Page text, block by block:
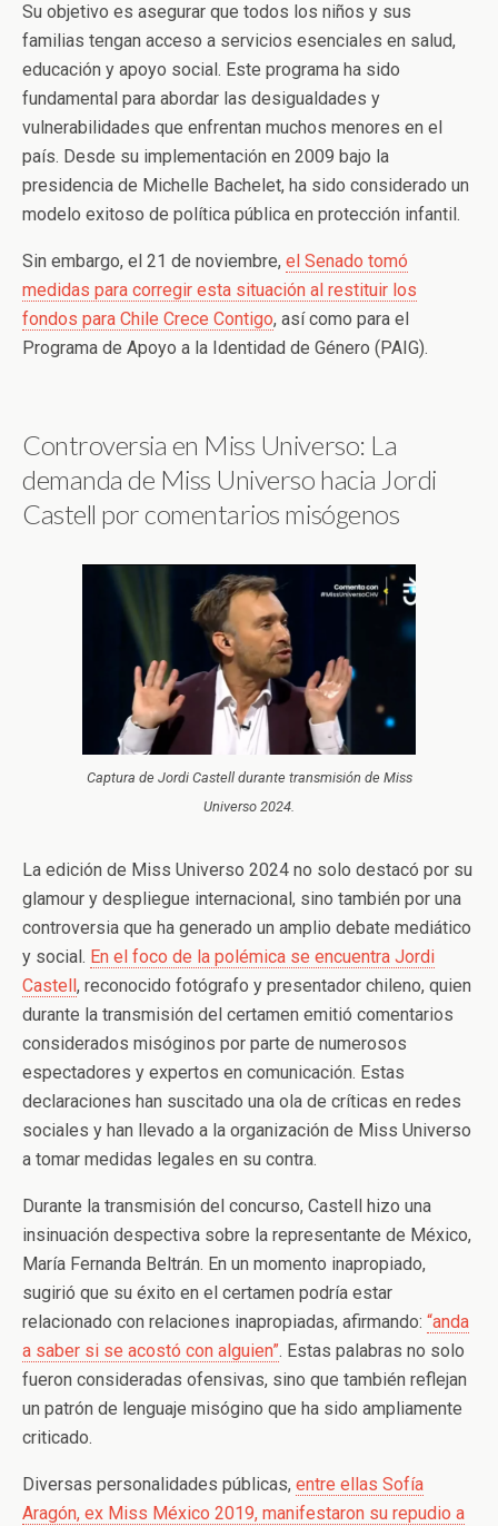
Su objetivo es asegurar que todos los niños y sus
familias tengan acceso a servicios esenciales en salud,
educación y apoyo social. Este programa ha sido
fundamental para abordar las desigualdades y
vulnerabilidades que enfrentan muchos menores en el
país. Desde su implementación en 2009 bajo la
presidencia de Michelle Bachelet, ha sido considerado un
modelo exitoso de política pública en protección infantil.
Sin embargo, el 21 de noviembre, el Senado tomó
medidas para corregir esta situación al restituir los
fondos para Chile Crece Contigo, así como para el
Programa de Apoyo a la Identidad de Género (PAIG).
Controversia en Miss Universo: La
demanda de Miss Universo hacia Jordi
Castell por comentarios misógenos
Captura de Jordi Castell durante transmisión de Miss
Universo 2024.
La edición de Miss Universo 2024 no solo destacó por su
glamour y despliegue internacional, sino también por una
controversia que ha generado un amplio debate mediático
y social. En el foco de la polémica se encuentra Jordi
Castell, reconocido fotógrafo y presentador chileno, quien
durante la transmisión del certamen emitió comentarios
considerados misóginos por parte de numerosos
espectadores y expertos en comunicación. Estas
declaraciones han suscitado una ola de críticas en redes
sociales y han llevado a la organización de Miss Universo
a tomar medidas legales en su contra.
Durante la transmisión del concurso, Castell hizo una
insinuación despectiva sobre la representante de México,
María Fernanda Beltrán. En un momento inapropiado,
sugirió que su éxito en el certamen podría estar
relacionado con relaciones inapropiadas, afirmando: “anda
a saber si se acostó con alguien”. Estas palabras no solo
fueron consideradas ofensivas, sino que también reflejan
un patrón de lenguaje misógino que ha sido ampliamente
criticado.
Diversas personalidades públicas, entre ellas Sofía
Aragón, ex Miss México 2019, manifestaron su repudio a